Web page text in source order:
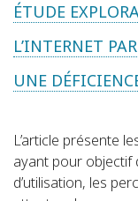
ÉTUDE
L’INTERNET
UNE
L’article présente
ayant pour objectif
d’utilisation, les